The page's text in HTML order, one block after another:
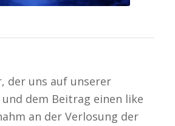
der uns auf unserer
dem Beitrag einen like
an der Verlosung der